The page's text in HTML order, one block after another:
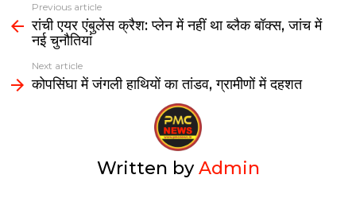
Previous article
रांची एयर एंबुलेंस क्रैश: प्लेन में नहीं था ब्लैक बॉक्स, जांच में
नई चुनौतियां
Next article
कोपसिंघा में जंगली हाथियों का तांडव, ग्रामीणों में दहशत
Written byAdmin